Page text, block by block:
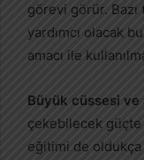
görevi görür.
yardımcı olacak
amacı ile
Büyük cüssesi ve
çekebilecek
eğitimi de